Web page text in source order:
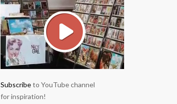
Subscribeto YouTube channel
for inspiration!